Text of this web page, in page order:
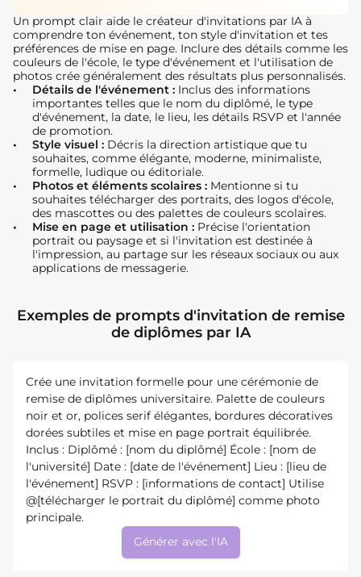
Un prompt clair aide le créateur d'invitations par IA à
comprendre ton événement, ton style d'invitation et tes
préférences de mise en page. Inclure des détails comme les
couleurs de l'école, le type d'événement et l'utilisation de
photos crée généralement des résultats plus personnalisés.
Détails de l'événement : Inclus des informations
importantes telles que le nom du diplômé, le type
d'événement, la date, le lieu, les détails RSVP et l'année
de promotion.
Style visuel : Décris la direction artistique que tu
souhaites, comme élégante, moderne, minimaliste,
formelle, ludique ou éditoriale.
Photos et éléments scolaires : Mentionne si tu
souhaites télécharger des portraits, des logos d'école,
des mascottes ou des palettes de couleurs scolaires.
Mise en page et utilisation : Précise l'orientation
portrait ou paysage et si l'invitation est destinée à
l'impression, au partage sur les réseaux sociaux ou aux
applications de messagerie.
Exemples de prompts d'invitation de remise
de diplômes par IA
Crée une invitation formelle pour une cérémonie de
remise de diplômes universitaire. Palette de couleurs
noir et or, polices serif élégantes, bordures décoratives
dorées subtiles et mise en page portrait équilibrée.
Inclus : Diplômé : [nom du diplômé] École : [nom de
l'université] Date : [date de l'événement] Lieu : [lieu de
l'événement] RSVP : [informations de contact] Utilise
@[télécharger le portrait du diplômé] comme photo
principale.
Générer avec l'IA